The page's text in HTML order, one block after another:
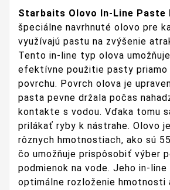
Starbaits Olovo In-Line Paste
špeciálne navrhnuté olovo pre
využívajú pastu na zvýšenie
Tento in-line typ olova
efektívne použitie pasty priamo
povrchu. Povrch olova je
pasta pevne držala počas
kontakte s vodou. Vďaka tomu
prilákať ryby k nástrahe. Olovo
rôznych hmotnostiach, ako sú
čo umožňuje prispôsobiť výber
podmienok na vode. Jeho in-
optimálne rozloženie hmotnosti